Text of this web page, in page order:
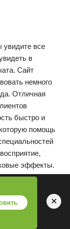
увидите все
в
Сайт
немного
Отличная
быстро и
помощь
эффекты.
чат,
Лента больше
в стиле
чатов.
×